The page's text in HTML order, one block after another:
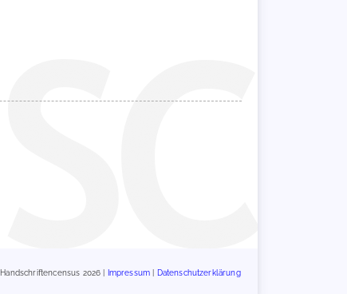
Handschriftencensus 2026 | Impressum Datenschutzerklärung